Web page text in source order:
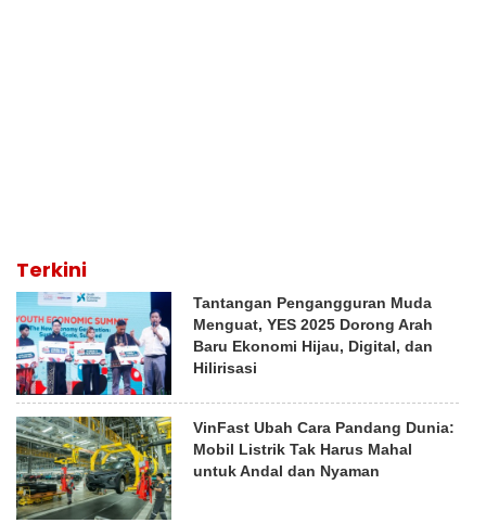
Terkini
Tantangan Pengangguran Muda
Menguat, YES 2025 Dorong Arah
Baru Ekonomi Hijau, Digital, dan
Hilirisasi
VinFast Ubah Cara Pandang Dunia:
Mobil Listrik Tak Harus Mahal
untuk Andal dan Nyaman